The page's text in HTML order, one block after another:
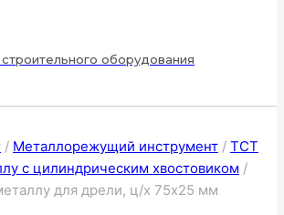
оборудования
/ Металлорежущий инструмент / ТСТ
с цилиндрическим хвостовиком /
для дрели, ц/х 75х25 мм